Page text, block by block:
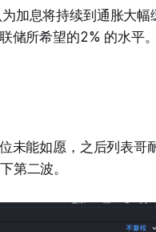
加息将持续到通胀大幅
储所希望的2% 的水平
能如愿，之后列表哥
第二波。